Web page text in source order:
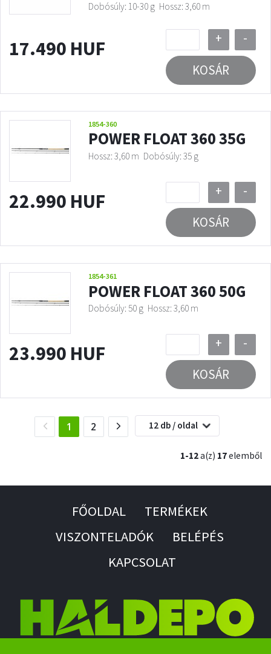
Dobósúly: 10-30 g Hossz: 3,60 m
17.490 HUF +
-
KOSÁR
1854-360
POWER FLOAT 360 35G
Hossz: 3,60 m Dobósúly: 35 g
22.990 HUF +
-
KOSÁR
1854-361
POWER FLOAT 360 50G
Dobósúly: 50 g Hossz: 3,60 m
23.990 HUF +
-
KOSÁR
1 (current)
2 12 db / oldal
1-12a(z) 17elemből
FŐOLDAL
TERMÉKEK
VISZONTELADÓK
BELÉPÉS
KAPCSOLAT